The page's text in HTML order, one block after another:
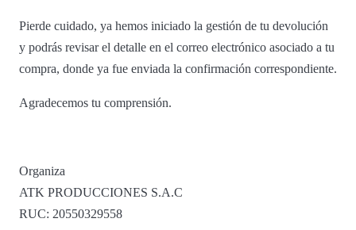
Pierde cuidado, ya hemos iniciado la gestión de tu devolución
y podrás revisar el detalle en el correo electrónico asociado a tu
compra, donde ya fue enviada la confirmación correspondiente.
Agradecemos tu comprensión.
Organiza
ATK PRODUCCIONES S.A.C
RUC: 20550329558